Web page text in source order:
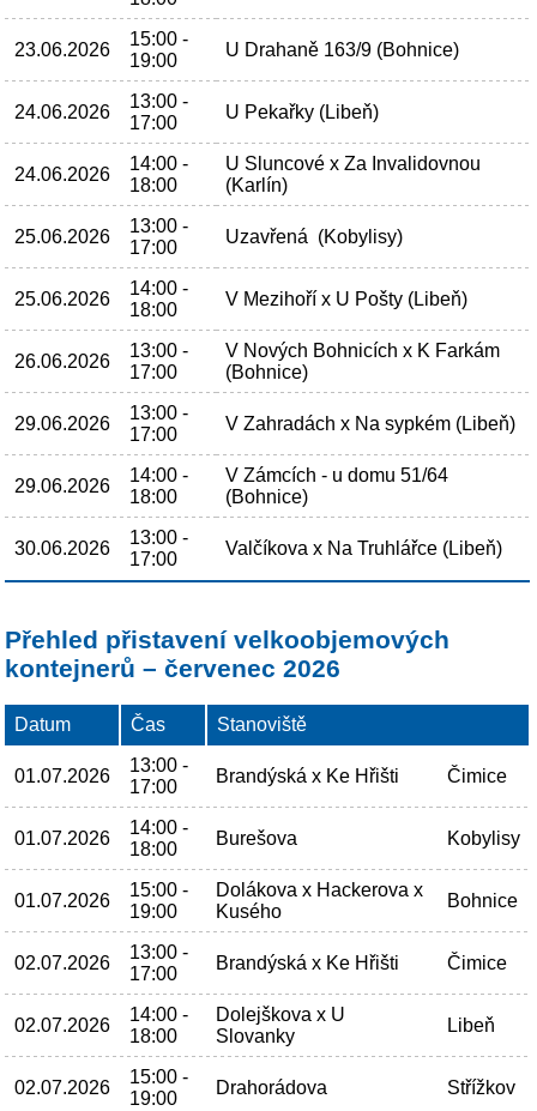
23.06.2026
15:00 -
19:00
U Drahaně 163/9 (Bohnice)
24.06.2026
13:00 -
17:00
U Pekařky (Libeň)
24.06.2026
14:00 -
18:00
U Sluncové x Za Invalidovnou
(Karlín)
25.06.2026
13:00 -
17:00
Uzavřená (Kobylisy)
25.06.2026
14:00 -
18:00
V Mezihoří x U Pošty (Libeň)
26.06.2026
13:00 -
17:00
V Nových Bohnicích x K Farkám
(Bohnice)
29.06.2026
13:00 -
17:00
V Zahradách x Na sypkém (Libeň)
29.06.2026
14:00 -
18:00
V Zámcích - u domu 51/64
(Bohnice)
30.06.2026
13:00 -
17:00
Valčíkova x Na Truhlářce (Libeň)
Přehled přistavení velkoobjemových
kontejnerů – červenec 2026
Datum Čas Stanoviště
01.07.2026
13:00 -
17:00
Brandýská x Ke Hřišti Čimice
01.07.2026
14:00 -
18:00
Burešova Kobylisy
01.07.2026
15:00 -
19:00
Dolákova x Hackerova x
Kusého
Bohnice
02.07.2026
13:00 -
17:00
Brandýská x Ke Hřišti Čimice
02.07.2026
14:00 -
18:00
Dolejškova x U
Slovanky
Libeň
02.07.2026
15:00 -
19:00
Drahorádova Střížkov